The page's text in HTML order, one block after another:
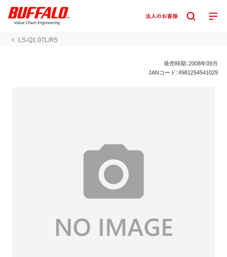
LS-Q1.0TL/R5
発売時期：2008年09月
JANコード：4981254541029